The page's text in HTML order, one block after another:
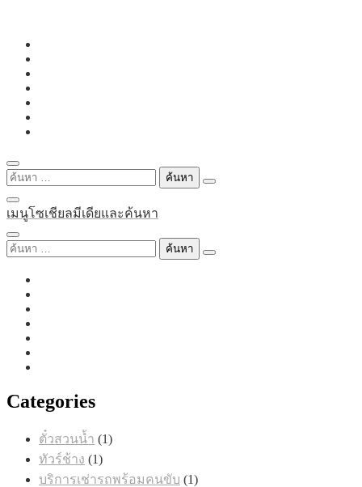
Skip
content
ค้นหา
สำหรับ:
เมนูโซเชียลมีเดียและค้นหา
ค้นหา
Categories
ตั๋วสวนน้ำ 11
ทัวร์ช้าง 11
สินค้า
บริการเช่ารถพร้อมคนขับ 11